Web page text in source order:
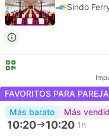
Sindo
FAVORITOS PARA
Más barato
Más
10:20 10:20 1h